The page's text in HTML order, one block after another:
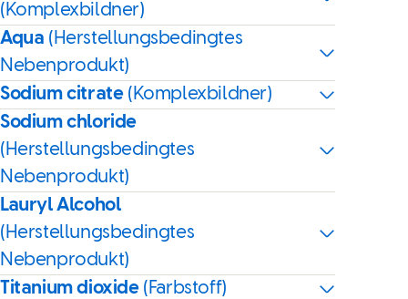
(Komplexbildner)
Aqua (Herstellungsbedingtes
Nebenprodukt)
Sodium citrate (Komplexbildner)
Sodium chloride
(Herstellungsbedingtes
Nebenprodukt)
Lauryl Alcohol
(Herstellungsbedingtes
Nebenprodukt)
Titanium dioxide (Farbstoff)